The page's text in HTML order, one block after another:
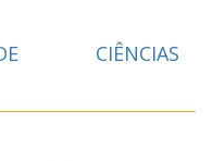
CIÊNCIAS